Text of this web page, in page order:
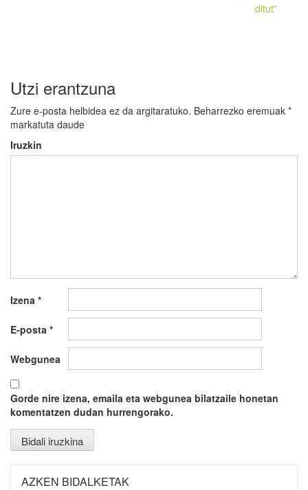
ditut”
Utzi erantzuna
Zure e-posta helbidea ez da argitaratuko. Beharrezko eremuak *
markatuta daude
Iruzkin
Izena *
E-posta *
Webgunea
Gorde nire izena, emaila eta webgunea bilatzaile honetan
komentatzen dudan hurrengorako.
AZKEN BIDALKETAK